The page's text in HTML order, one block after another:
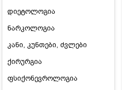
დიეტოლოგია
ნარკოლოგია
კანი, კუნთები, ძვლები
ქირურგია
ფსიქონევროლოგია